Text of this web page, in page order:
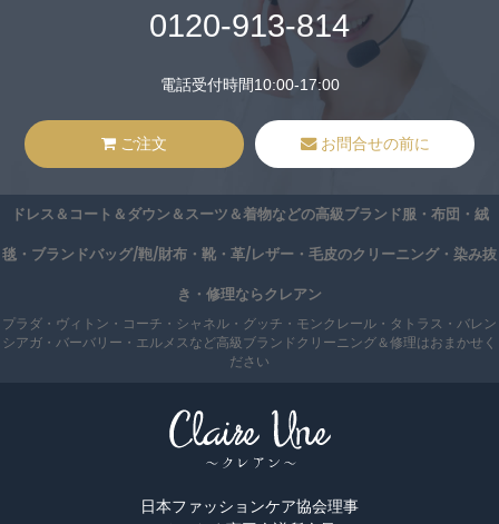
0120-913-814
電話受付時間10:00-17:00
ご注文 お問合せの前に
ドレス＆コート＆ダウン＆スーツ＆着物などの高級ブランド服・布団・絨
毯・ブランドバッグ/鞄/財布・靴・革/レザー・毛皮のクリーニング・染み抜
き・修理ならクレアン
プラダ・ヴィトン・コーチ・シャネル・グッチ・モンクレール・タトラス・バレン
シアガ・バーバリー・エルメスなど高級ブランドクリーニング＆修理はおまかせく
ださい
日本ファッションケア協会理事